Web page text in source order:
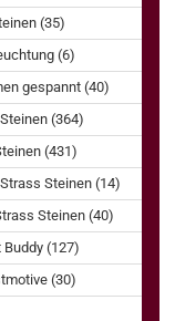
(35)
(6)
gespannt (40)
(364)
(431)
Steinen (14)
Steinen (40)
Buddy (127)
(30)